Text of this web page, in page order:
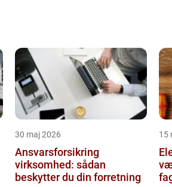
30 maj 2026
Ansvarsforsikring
virksomhed: sådan
beskytter du din forretning
15